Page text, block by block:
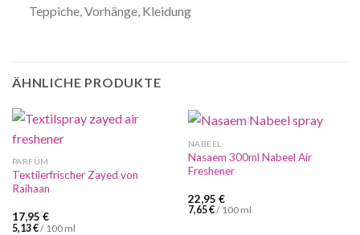
Teppiche, Vorhänge, Kleidung
ÄHNLICHE PRODUKTE
PARFÜM
Textilerfrischer Zayed von
Raihaan
17,95 €
5,13€/ 100 ml
NABEEL
Nasaem 300ml Nabeel Air
Freshener
22,95 €
7,65€/ 100 ml